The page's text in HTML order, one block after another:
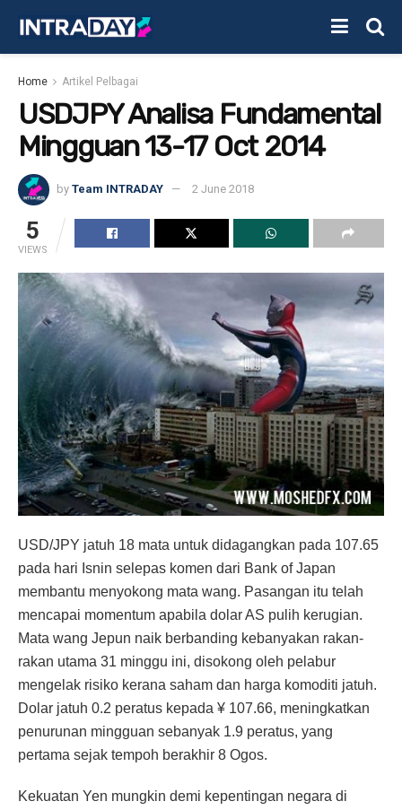
Home Artikel Pelbagai
USDJPY Analisa Fundamental
Mingguan 13-17 Oct 2014
by Team INTRADAY 2 June 2018
5
VIEWS
USD/JPY jatuh 18 mata untuk didagangkan pada 107.65
pada hari Isnin selepas komen dari Bank of Japan
membantu menyokong mata wang. Pasangan itu telah
mencapai momentum apabila dolar AS pulih kerugian.
Mata wang Jepun naik berbanding kebanyakan rakan-
rakan utama 31 minggu ini, disokong oleh pelabur
mengelak risiko kerana saham dan harga komoditi jatuh.
Dolar jatuh 0.2 peratus kepada ¥ 107.66, meningkatkan
penurunan mingguan sebanyak 1.9 peratus, yang
pertama sejak tempoh berakhir 8 Ogos.
Kekuatan Yen mungkin demi kepentingan negara di